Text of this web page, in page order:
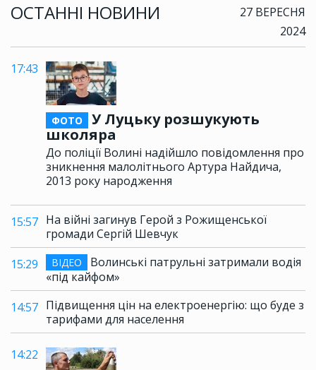
ОСТАННІ НОВИНИ
27 ВЕРЕСНЯ
2024
17:43
ФОТО
У Луцьку розшукують
школяра
До поліції Волині надійшло повідомлення про
зникнення малолітнього Артура Найдича,
2013 року народження
15:57 На війні загинув Герой з Рожищенської
громади Сергій Шевчук
15:29
ВІДЕО
Волинські патрульні затримали водія
«під кайфом»
14:57 Підвищення цін на електроенергію: що буде з
тарифами для населення
14:22